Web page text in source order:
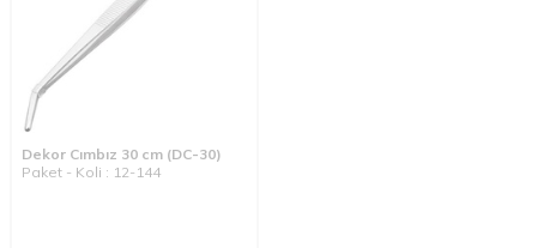
Dekor Cımbız 30 cm (DC-30)
Paket - Koli : 12-144